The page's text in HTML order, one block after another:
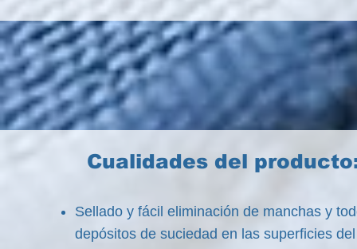
Cualidades del
Sellado y fácil eliminación de manchas y
depósitos de suciedad en las superficies